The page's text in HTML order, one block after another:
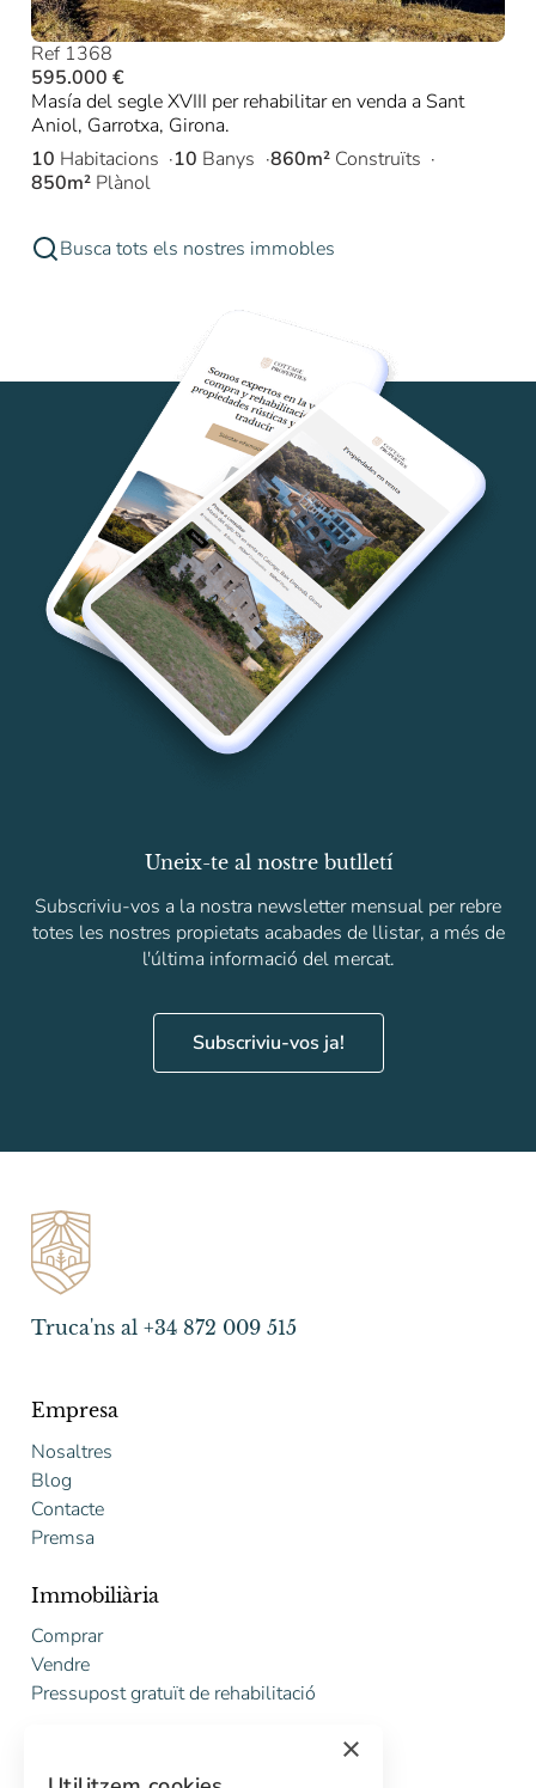
Ref 1368
595.000 €
Masía del segle XVIII per rehabilitar en venda a Sant
Aniol, Garrotxa, Girona.
10 Habitacions 10 Banys 860m² Construïts
850m² Plànol
Busca tots els nostres immobles
Uneix-te al nostre butlletí
Subscriviu-vos a la nostra newsletter mensual per rebre
totes les nostres propietats acabades de llistar, a més de
l'última informació del mercat.
Subscriviu-vos ja!
Truca'ns al +34 872 009 515
Empresa
Nosaltres
Blog
Contacte
Premsa
Immobiliària
Comprar
Vendre
Pressupost gratuït de rehabilitació
×